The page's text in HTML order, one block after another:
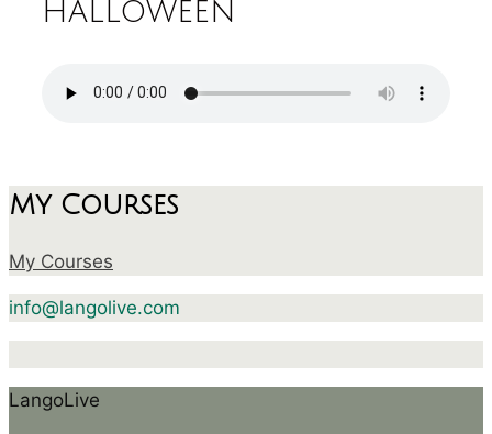
halloween
My Courses
My Courses
info@langolive.com
LangoLive